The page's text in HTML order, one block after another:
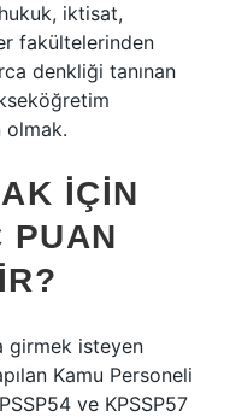
iktisat,
fakültelerinden
denkliği tanınan
olmak.
IÇIN
PUAN
girmek isteyen
Kamu Personeli
ve KPSSP57